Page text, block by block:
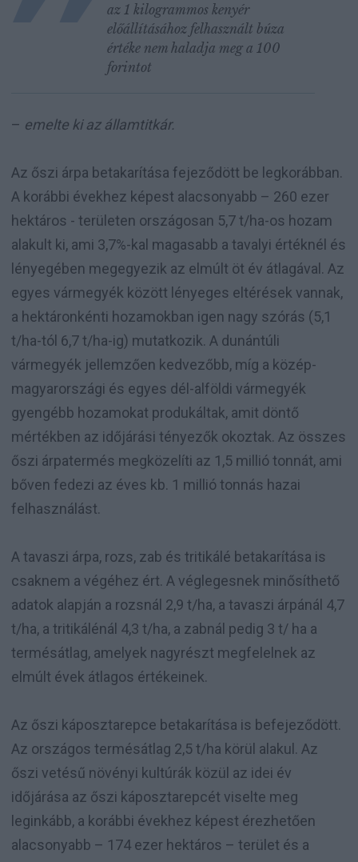
az 1 kilogrammos kenyér
előállításához felhasznált búza
értéke nem haladja meg a 100
forintot
– emelte ki az államtitkár.
Az őszi árpa betakarítása fejeződött be legkorábban.
A korábbi évekhez képest alacsonyabb – 260 ezer
hektáros - területen országosan 5,7 t/ha-os hozam
alakult ki, ami 3,7%-kal magasabb a tavalyi értéknél és
lényegében megegyezik az elmúlt öt év átlagával. Az
egyes vármegyék között lényeges eltérések vannak,
a hektáronkénti hozamokban igen nagy szórás (5,1
t/ha-tól 6,7 t/ha-ig) mutatkozik. A dunántúli
vármegyék jellemzően kedvezőbb, míg a közép-
magyarországi és egyes dél-alföldi vármegyék
gyengébb hozamokat produkáltak, amit döntő
mértékben az időjárási tényezők okoztak. Az összes
őszi árpatermés megközelíti az 1,5 millió tonnát, ami
bőven fedezi az éves kb. 1 millió tonnás hazai
felhasználást.
A tavaszi árpa, rozs, zab és tritikálé betakarítása is
csaknem a végéhez ért. A véglegesnek minősíthető
adatok alapján a rozsnál 2,9 t/ha, a tavaszi árpánál 4,7
t/ha, a tritikálénál 4,3 t/ha, a zabnál pedig 3 t/ ha a
termésátlag, amelyek nagyrészt megfelelnek az
elmúlt évek átlagos értékeinek.
Az őszi káposztarepce betakarítása is befejeződött.
Az országos termésátlag 2,5 t/ha körül alakul. Az
őszi vetésű növényi kultúrák közül az idei év
időjárása az őszi káposztarepcét viselte meg
leginkább, a korábbi évekhez képest érezhetően
alacsonyabb – 174 ezer hektáros – terület és a